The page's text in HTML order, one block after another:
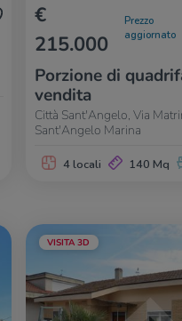
€
215.000
Prezzo
aggiornato
Porzione di
vendita
Città Sant'Angelo, Via
Sant'Angelo Marina
4 locali 140 Mq
VISITA 3D